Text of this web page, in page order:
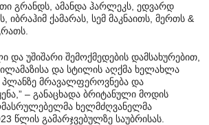
გრანდს, ამანდა ჰარლეკს, ედვარდ
იბრაჰიმ ქამარას, სემ მაკნაითს, მერთს &
და უშიშარი შემოქმედების დამსახურებით,
და სტილის აღქმა ხელახლა
პლანზე მრავალფეროვნება და
– განაცხადა ბრიტანული მოდის
ხელმძღვანელმა
წლის გამარჯვებულზე საუბრისას.